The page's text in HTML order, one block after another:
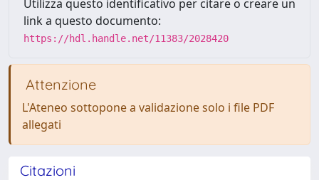
Utilizza questo identificativo per citare o creare un
link a questo documento:
https://hdl.handle.net/11383/2028420
Attenzione
L'Ateneo sottopone a validazione solo i file PDF
allegati
Citazioni